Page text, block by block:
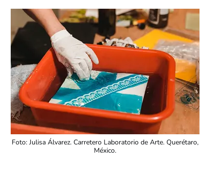
Foto: Julisa Álvarez. Carretero Laboratorio de Arte. Querétaro,
México.